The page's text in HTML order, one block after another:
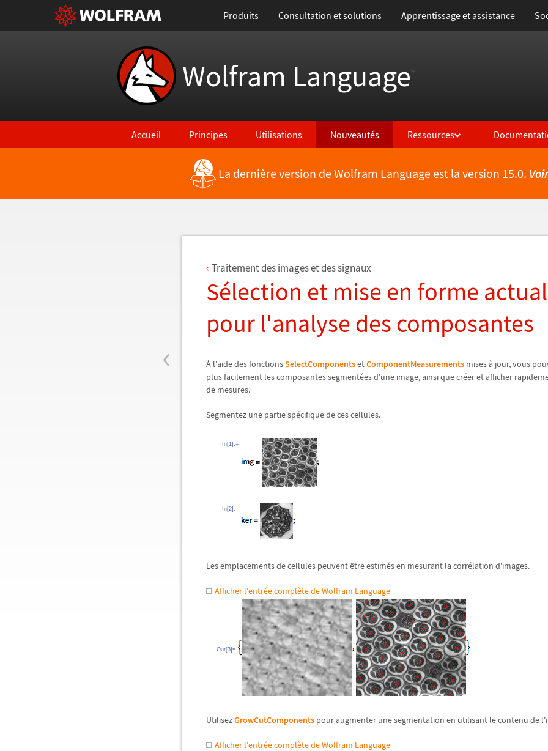
Produits Consultation et solutions Apprentissage et assistance
Wolfram Language™
Accueil Principes Utilisations Nouveautés Ressources
Retour vers les nouvelles fonctionnalitésLa dernière version de Wolfram Language est la version 15.0.
‹
Traitement des images et des signaux
Sélection et mise en forme
pour l'analyse des composantes
À l'aide des fonctionsSelectComponentsetComponentMeasurements mises à jour, vous
plus facilement les composantes segmentées d'une image, ainsi que créer et afficher
de mesures.
Segmentez une partie spécifique de ces cellules.
In[1]:=
In[2]:=
Les emplacements de cellules peuvent être estimés en mesurant la corrélation d'images.
Afficher l'entrée complète de Wolfram Language
Out[3]=
UtilisezGrowCutComponents pour augmenter une segmentation en utilisant le contenu de
Afficher l'entrée complète de Wolfram Language